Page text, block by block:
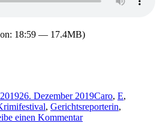
18:59 — 17.4MB)
26. Dezember 2019Caro, E,
, Gerichtsreporterin,
einen Kommentarzu